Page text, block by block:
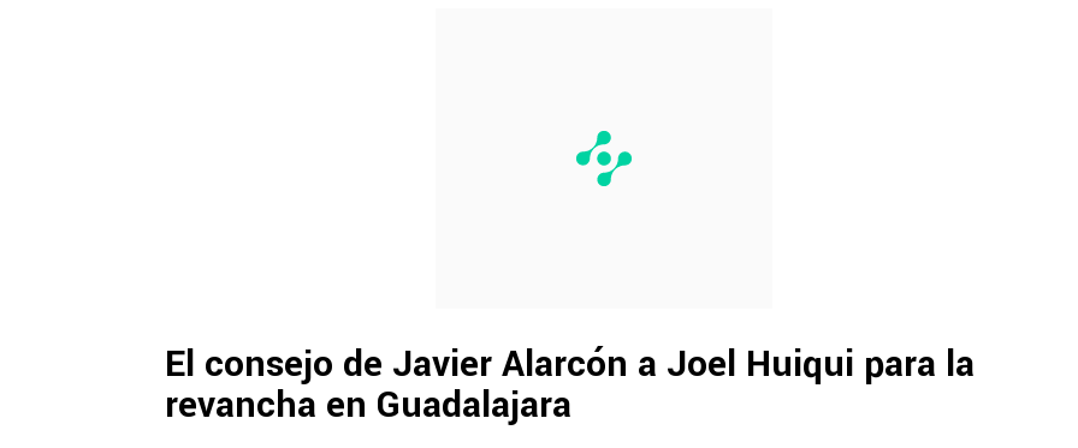
El consejo de Javier Alarcón a Joel Huiqui para la
revancha en Guadalajara